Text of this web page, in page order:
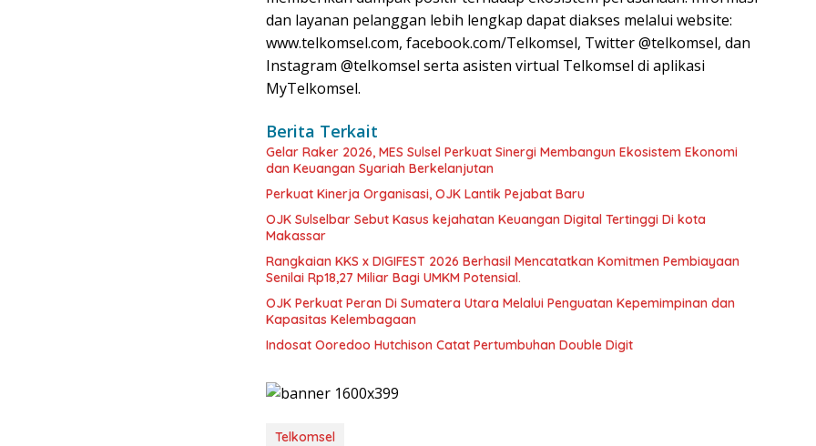
dan layanan pelanggan lebih lengkap dapat diakses melalui website:
www.telkomsel.com, facebook.com/Telkomsel, Twitter @telkomsel, dan
Instagram @telkomsel serta asisten virtual Telkomsel di aplikasi
MyTelkomsel.
Berita Terkait
Gelar Raker 2026, MES Sulsel Perkuat Sinergi Membangun Ekosistem Ekonomi
dan Keuangan Syariah Berkelanjutan
Perkuat Kinerja Organisasi, OJK Lantik Pejabat Baru
OJK Sulselbar Sebut Kasus kejahatan Keuangan Digital Tertinggi Di kota
Makassar
Rangkaian KKS x DIGIFEST 2026 Berhasil Mencatatkan Komitmen Pembiayaan
Senilai Rp18,27 Miliar Bagi UMKM Potensial.
OJK Perkuat Peran Di Sumatera Utara Melalui Penguatan Kepemimpinan dan
Kapasitas Kelembagaan
Indosat Ooredoo Hutchison Catat Pertumbuhan Double Digit
Telkomsel